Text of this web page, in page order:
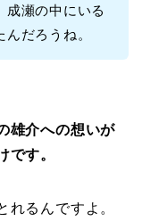
成瀬の中にいる
だろうね。
雄介への想いが
です。
れるんですよ。